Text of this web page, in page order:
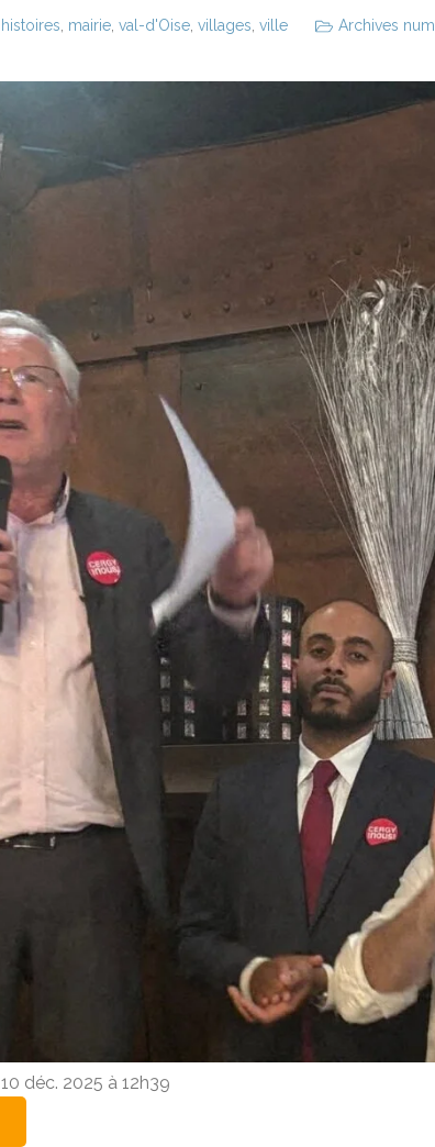
histoires, mairie, val-d'Oise, villages, ville Archives
10 déc. 2025 à 12h39